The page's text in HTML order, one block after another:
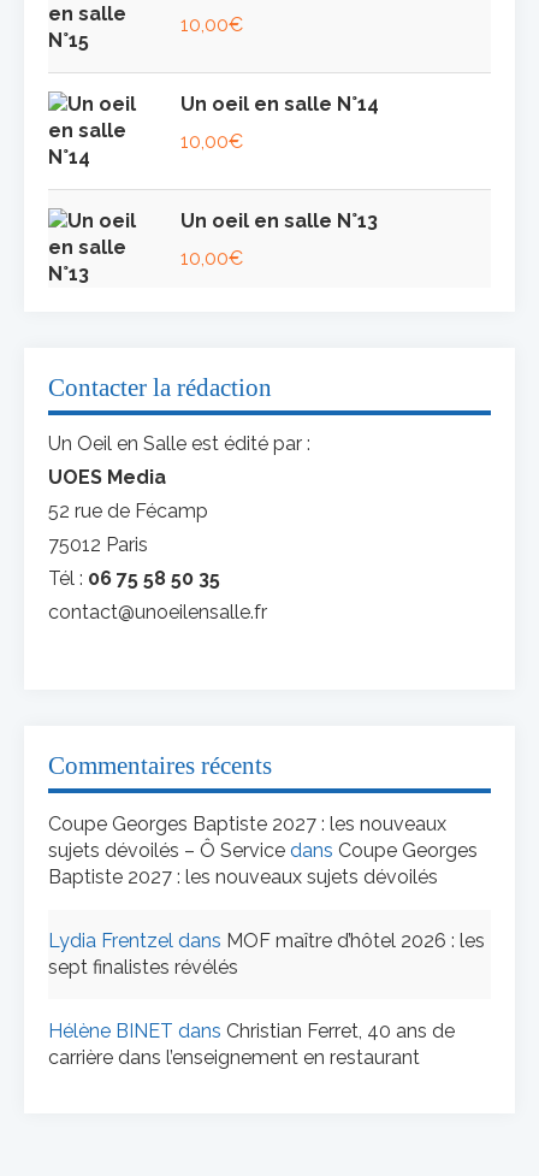
10,00€
Un oeil en salle N°14
10,00€
Un oeil en salle N°13
10,00€
Contacter la rédaction
Un Oeil en Salle est édité par :
UOES Media
52 rue de Fécamp
75012 Paris
Tél : 06 75 58 50 35
contact@unoeilensalle.fr
Commentaires récents
Coupe Georges Baptiste 2027 : les nouveaux
sujets dévoilés – Ô Service dans Coupe Georges
Baptiste 2027 : les nouveaux sujets dévoilés
Lydia Frentzel dans MOF maître d’hôtel 2026 : les
sept finalistes révélés
Hélène BINET dans Christian Ferret, 40 ans de
carrière dans l’enseignement en restaurant